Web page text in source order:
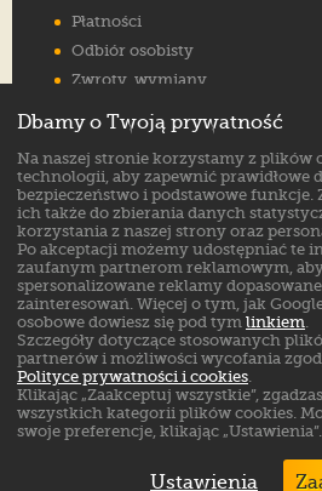
Płatności
Odbiór osobisty
Zwroty, wymiany
Jak wybrać rozmiar
FAQ
Znajdź nas na:
Markowe buty sklep online. ©
Dbamy o Twoją prywatność
Na naszej stronie korzystamy z plików
technologii, aby zapewnić prawidłowe
bezpieczeństwo i podstawowe funkcje.
ich także do zbierania danych
korzystania z naszej strony oraz
Po akceptacji możemy udostępniać te
zaufanym partnerom reklamowym,
spersonalizowane reklamy
zainteresowań. Więcej o tym, jak
osobowe dowiesz się pod tym linkiem.
Szczegóły dotyczące stosowanych
partnerów i możliwości wycofania
Polityce prywatności i cookies.
Klikając „Zaakceptuj wszystkie”,
wszystkich kategorii plików cookies.
swoje preferencje, klikając „Ustawienia”.
Ustawienia